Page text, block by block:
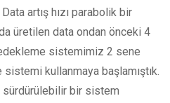
artış hızı parabolik bir
üretilen data ondan önceki 4
sistemimiz 2 sene
kullanmaya başlamıştık.
sürdürülebilir bir sistem